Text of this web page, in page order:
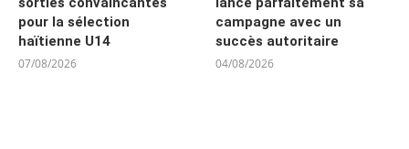
pour la sélection
haïtienne U14
07/08/2026
campagne avec un
succès autoritaire
04/08/2026